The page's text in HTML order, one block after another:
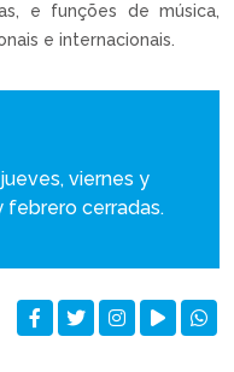
e funções de música,
e internacionais.
viernes y
febrero cerradas.